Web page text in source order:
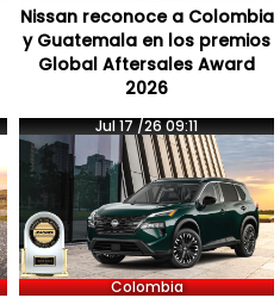
Nissan reconoce a Colombia
y Guatemala en los premios
Global Aftersales Award
2026
Jul 17 /26 09:11
Colombia